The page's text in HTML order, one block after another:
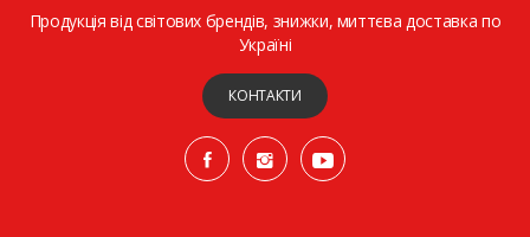
Продукція від світових брендів, знижки, миттєва доставка по
Україні
КОНТАКТИ